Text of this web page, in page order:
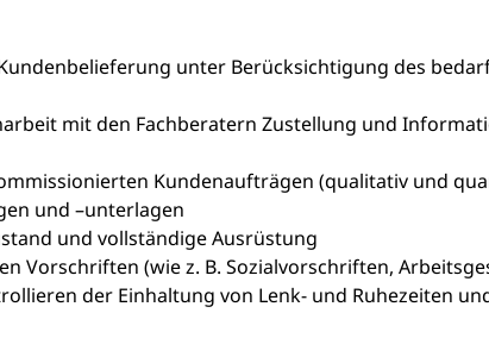
unter Berücksichtigung des
mit den Fachberatern Zustellung und
Kundenaufträgen (qualitativ und
und –unterlagen
und vollständige Ausrüstung
Vorschriften (wie z. B. Sozialvorschriften,
der Einhaltung von Lenk- und Ruhezeiten